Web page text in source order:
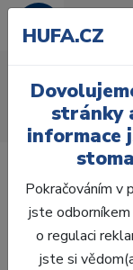
Úvod Ordinace
Držáky RVG
Laboratoř
HUFA.CZ
stránky
informace
Pokračováním v
jste
o regulaci
jste si